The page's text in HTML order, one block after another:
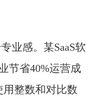
感。某SaaS软
节省40%运营成
整数和对比数